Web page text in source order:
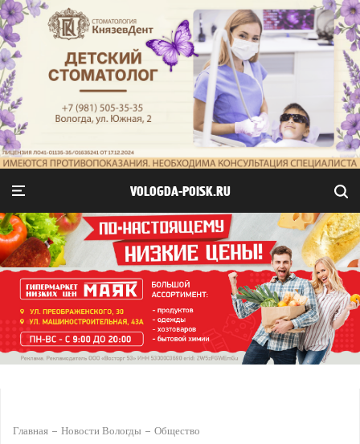
VOLOGDA-POISK.RU
Главная Новости Вологды Общество